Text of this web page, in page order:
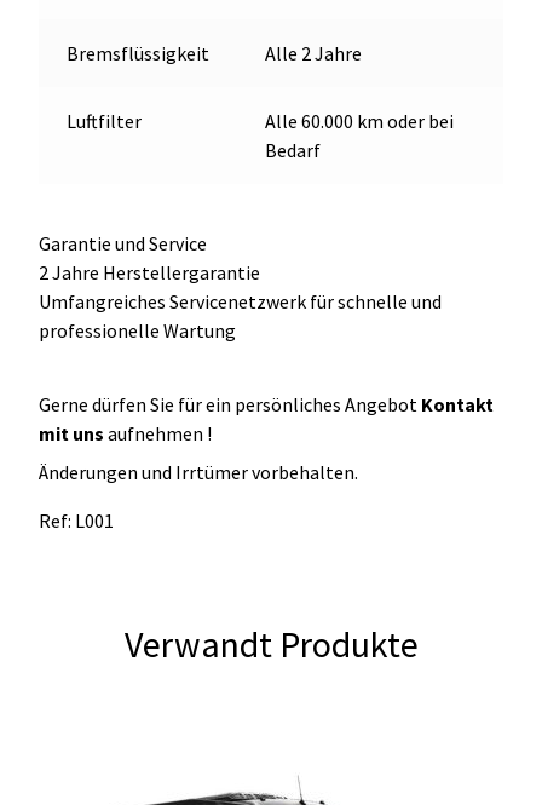
Bremsflüssigkeit Alle 2 Jahre
Luftfilter
Alle 60.000 km oder bei
Bedarf
Garantie und Service
2 Jahre Herstellergarantie
Umfangreiches Servicenetzwerk für schnelle und
professionelle Wartung
Gerne dürfen Sie für ein persönliches Angebot Kontakt
mit uns aufnehmen !
Änderungen und Irrtümer vorbehalten.
Ref: L001
Verwandt Produkte